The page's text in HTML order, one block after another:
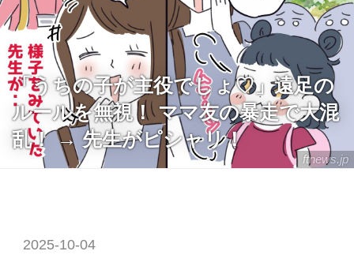
ftnews.jp
「うちの子が主役でしょ♡」遠足の
ルールを無視！ ママ友の暴走で大混
乱！ → 先生がピシャリ！
2025-10-04